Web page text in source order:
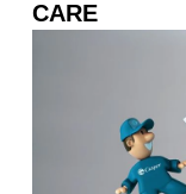
CARE